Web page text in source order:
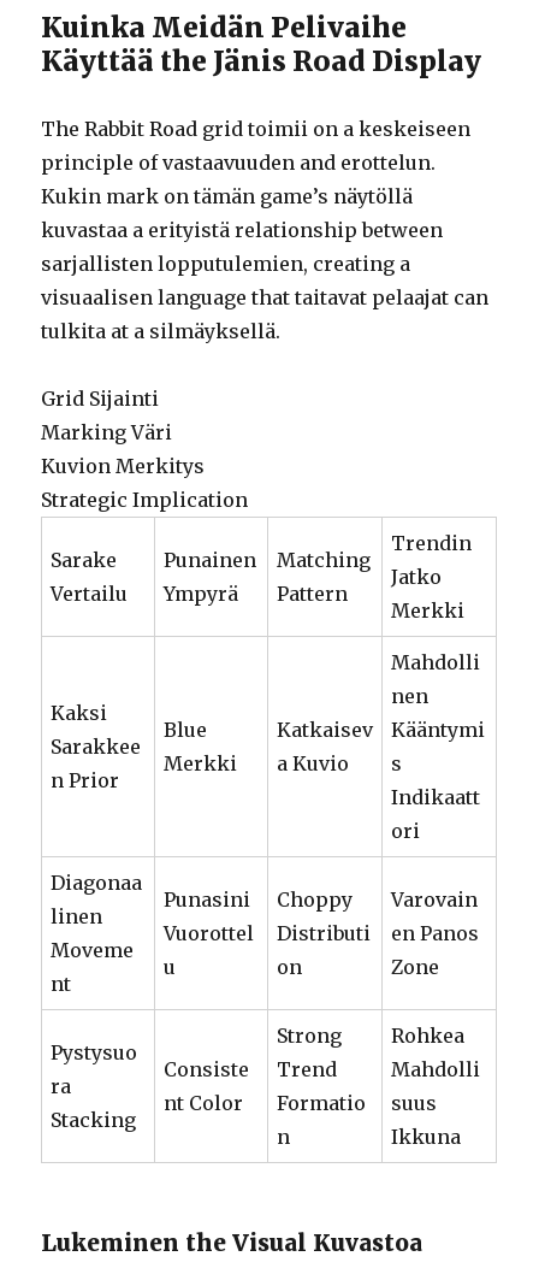
Kuinka Meidän Pelivaihe
Käyttää the Jänis Road Display
The Rabbit Road grid toimii on a keskeiseen
principle of vastaavuuden and erottelun.
Kukin mark on tämän game’s näytöllä
kuvastaa a erityistä relationship between
sarjallisten lopputulemien, creating a
visuaalisen language that taitavat pelaajat can
tulkita at a silmäyksellä.
Grid Sijainti
Marking Väri
Kuvion Merkitys
Strategic Implication
Sarake
Vertailu
Punainen
Ympyrä
Matching
Pattern
Trendin
Jatko
Merkki
Kaksi
Sarakkee
n Prior
Blue
Merkki
Katkaisev
a Kuvio
Mahdolli
nen
Kääntymi
s
Indikaatt
ori
Diagonaa
linen
Moveme
nt
Punasini
Vuorottel
u
Choppy
Distributi
on
Varovain
en Panos
Zone
Pystysuo
ra
Stacking
Consiste
nt Color
Strong
Trend
Formatio
n
Rohkea
Mahdolli
suus
Ikkuna
Lukeminen the Visual Kuvastoa